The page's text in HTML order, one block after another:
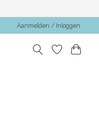
Aanmelden / Inloggen